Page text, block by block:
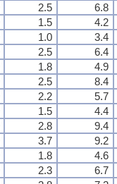
2.5 6.8
1.5 4.2
1.0 3.4
2.5 6.4
1.8 4.9
2.5 8.4
2.2 5.7
1.5 4.4
2.8 9.4
3.7 9.2
1.8 4.6
2.3 6.7